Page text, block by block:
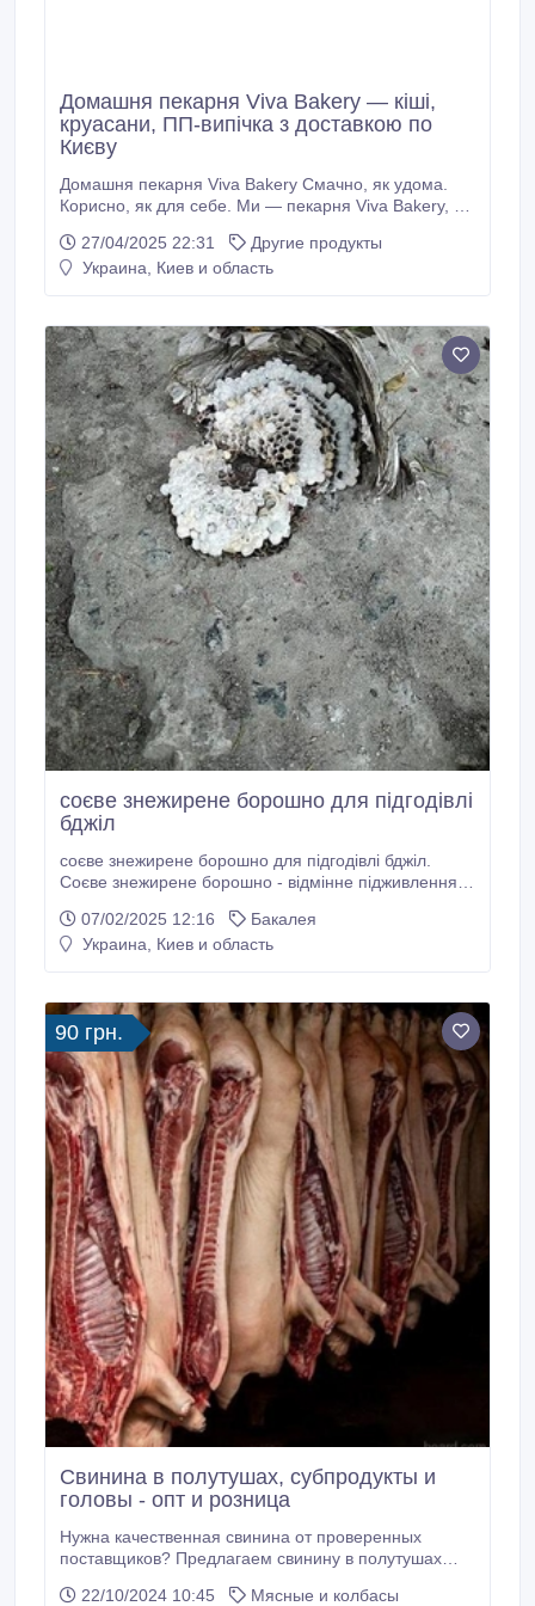
Домашня пекарня Viva Bakery — кіші,
круасани, ПП-випічка з доставкою по
Києву
Домашня пекарня Viva Bakery Смачно, як удома.
Корисно, як для себе. Ми — пекарня Viva Bakery, з
ПП-десерти — усе з натуральних продуктів, без
компромісів у якості. Пропонуємо: - Кіші - відкриті
доставку по Києву (вівторок, четвер) Для нових
клієнтів — дегустація безкоштовно! Після дегустації
— перше замовлення з безкоштовною доставкою,
незалежно від суми.
27/04/2025 22:31
Другие продукты
Украина, Киев и область
соєве знежирене борошно для підгодівлі
бджіл
соєве знежирене борошно для підгодівлі бджіл.
Соєве знежирене борошно - відмінне підживлення
зможе компенсувати відсутність перги у вуликах..
07/02/2025 12:16
Бакалея
Украина, Киев и область
90 грн.
Свинина в полутушах, субпродукты и
головы - опт и розница
Нужна качественная свинина от проверенных
поставщиков? Предлагаем свинину в полутушах
как обрезную, так и беконную свинину в шкуре,
22/10/2024 10:45
Мясные и колбасы